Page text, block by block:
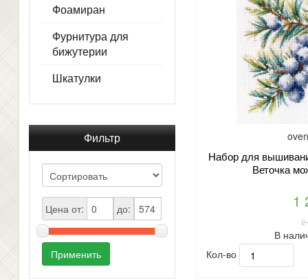
Фоамиран
Фурнитура для
бижутерии
Шкатулки
Фильтр
Цена от: до:
Применить
Набор для
Веточка
1
2
В
Кол-во